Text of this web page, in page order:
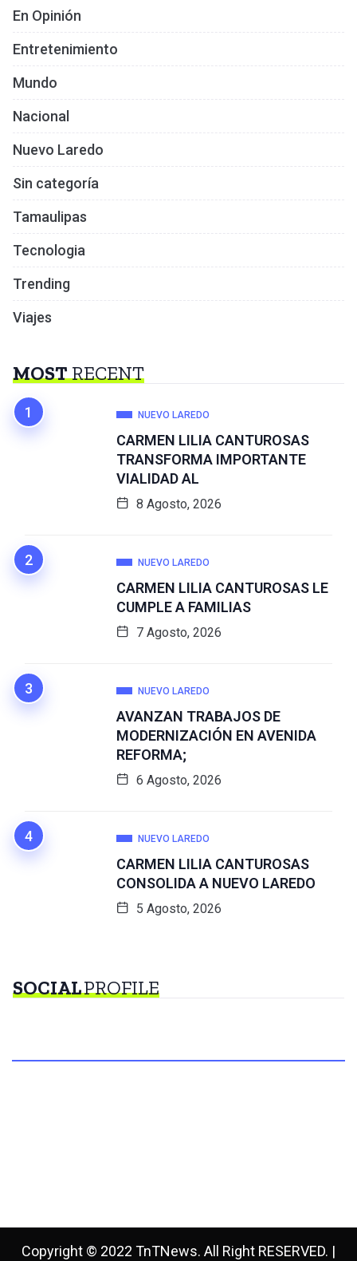
En Opinión
Entretenimiento
Mundo
Nacional
Nuevo Laredo
Sin categoría
Tamaulipas
Tecnologia
Trending
Viajes
MOSTRECENT
NUEVO LAREDO
CARMEN LILIA CANTUROSAS
TRANSFORMA IMPORTANTE
VIALIDAD AL
8 Agosto, 2026
NUEVO LAREDO
CARMEN LILIA CANTUROSAS LE
CUMPLE A FAMILIAS
7 Agosto, 2026
NUEVO LAREDO
AVANZAN TRABAJOS DE
MODERNIZACIÓN EN AVENIDA
REFORMA;
6 Agosto, 2026
NUEVO LAREDO
CARMEN LILIA CANTUROSAS
CONSOLIDA A NUEVO LAREDO
5 Agosto, 2026
SOCIALPROFILE
Copyright © 2022 TnTNews. All Right RESERVED. |